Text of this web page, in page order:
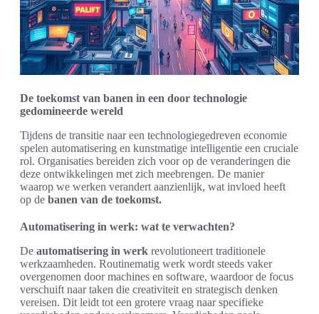
De toekomst van banen in een door technologie
gedomineerde wereld
Tijdens de transitie naar een technologiegedreven economie
spelen automatisering en kunstmatige intelligentie een cruciale
rol. Organisaties bereiden zich voor op de veranderingen die
deze ontwikkelingen met zich meebrengen. De manier
waarop we werken verandert aanzienlijk, wat invloed heeft
op de banen van de toekomst.
Automatisering in werk: wat te verwachten?
De automatisering in werk revolutioneert traditionele
werkzaamheden. Routinematig werk wordt steeds vaker
overgenomen door machines en software, waardoor de focus
verschuift naar taken die creativiteit en strategisch denken
vereisen. Dit leidt tot een grotere vraag naar specifieke